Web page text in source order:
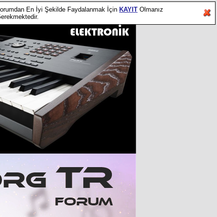
En İyi Şekilde Faydalanmak İçin KAYIT Olmanız